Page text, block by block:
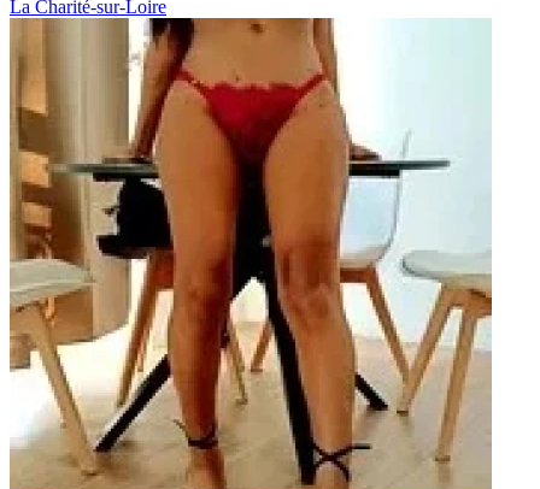
La Charité-sur-Loire